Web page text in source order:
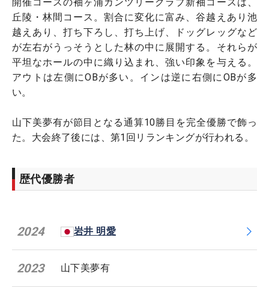
丘陵・林間コース。割合に変化に富み、谷越えあり池
越えあり、打ち下ろし、打ち上げ、ドッグレッグなど
が左右がうっそうとした林の中に展開する。それらが
平坦なホールの中に織り込まれ、強い印象を与える。
アウトは左側にOBが多い。インは逆に右側にOBが多
い。
山下美夢有が節目となる通算10勝目を完全優勝で飾っ
た。大会終了後には、第1回リランキングが行われる。
歴代優勝者
2024 岩井 明愛
2023 山下美夢有